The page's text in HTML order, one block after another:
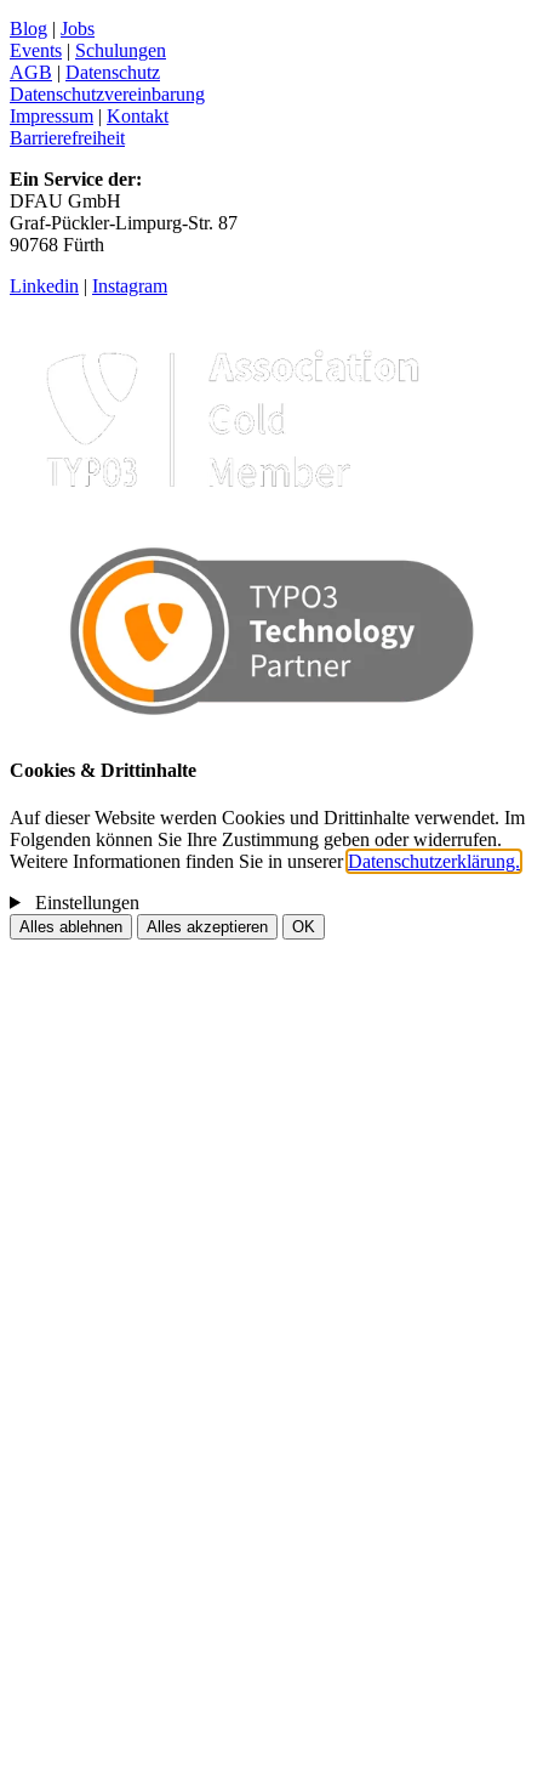
Blog | Jobs
Events | Schulungen
AGB | Datenschutz
Datenschutzvereinbarung
Impressum | Kontakt
Barrierefreiheit
Ein Service der:
DFAU GmbH
Graf-Pückler-Limpurg-Str. 87
90768 Fürth
Linkedin | Instagram
Cookies & Drittinhalte
Auf dieser Website werden Cookies und Drittinhalte verwendet. Im
Folgenden können Sie Ihre Zustimmung geben oder widerrufen.
Weitere Informationen finden Sie in unsererDatenschutzerklärung.
Einstellungen
Alles ablehnen Alles akzeptieren OK